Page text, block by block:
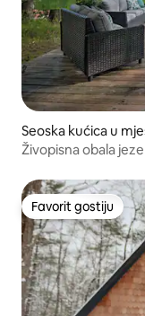
Seoska kućica u
Živopisna obala
Favorit gostiju
Favorit gostiju